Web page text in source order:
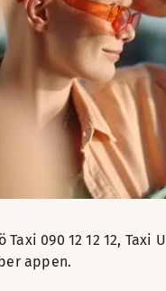
090 12 12 12, Taxi
appen.